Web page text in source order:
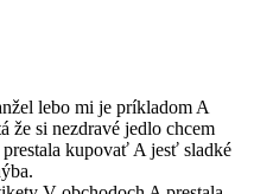
lebo mi je príkladom A
že si nezdravé jedlo chcem
kupovať A jesť sladké